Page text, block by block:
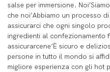
salse per immersione.
che noi’Abbiamo un processo
assicurarci che ogni singolo
ingredienti al confezionamento
assicurarcene’È sicuro e
persone in tutto il mondo si
migliore esperienza con gli hot